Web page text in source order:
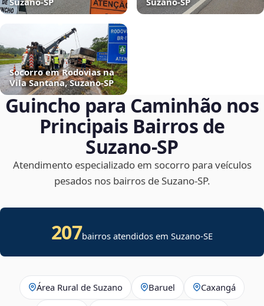
Socorro em Rodovias na
Vila Santana, Suzano‑SP
Guincho para Caminhão nos
Principais Bairros de
Suzano‑SP
Atendimento especializado em socorro para veículos
pesados nos bairros de Suzano‑SP.
207bairros atendidos emSuzano-SE
Área Rural de Suzano Baruel Caxangá